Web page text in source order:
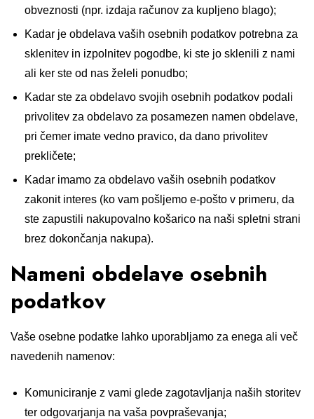
obveznosti (npr. izdaja računov za kupljeno blago);
Kadar je obdelava vaših osebnih podatkov potrebna za
sklenitev in izpolnitev pogodbe, ki ste jo sklenili z nami
ali ker ste od nas želeli ponudbo;
Kadar ste za obdelavo svojih osebnih podatkov podali
privolitev za obdelavo za posamezen namen obdelave,
pri čemer imate vedno pravico, da dano privolitev
prekličete;
Kadar imamo za obdelavo vaših osebnih podatkov
zakonit interes (ko vam pošljemo e-pošto v primeru, da
ste zapustili nakupovalno košarico na naši spletni strani
brez dokončanja nakupa).
Nameni obdelave osebnih
podatkov
Vaše osebne podatke lahko uporabljamo za enega ali več
navedenih namenov:
Komuniciranje z vami glede zagotavljanja naših storitev
ter odgovarjanja na vaša povpraševanja;